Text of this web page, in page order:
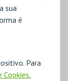
sua
é
Para
Cookies,